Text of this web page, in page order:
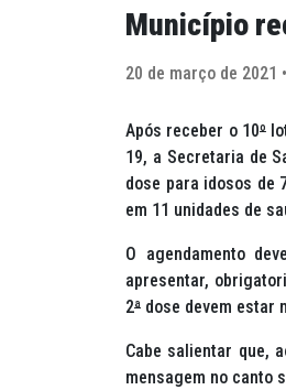
Município
20 de março de 2021
Após receber o 10º
19, a Secretaria de
dose para idosos de
em 11 unidades de
O agendamento
apresentar,
2ª dose devem estar
Cabe salientar que,
mensagem no canto